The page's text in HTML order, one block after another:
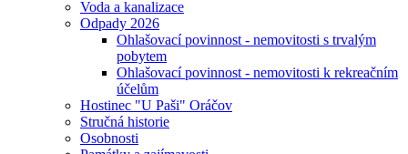
Voda a kanalizace
Odpady 2026
Ohlašovací povinnost - nemovitosti s trvalým
pobytem
Ohlašovací povinnost - nemovitosti k rekreačním
účelům
Hostinec "U Paši" Oráčov
Stručná historie
Osobnosti